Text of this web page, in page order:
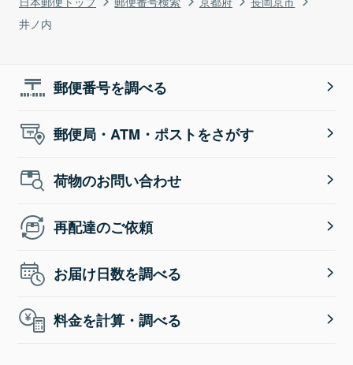
井ノ内
郵便番号を調べる
郵便局・ATM・ポストをさがす
荷物のお問い合わせ
再配達のご依頼
お届け日数を調べる
料金を計算・調べる